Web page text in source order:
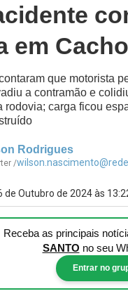
em
que motorista
a contramão e
rodovia; carga ficou
Rodrigues
/
de Outubro de 2024 às
Receba as principais
SANTO no seu
Entrar no